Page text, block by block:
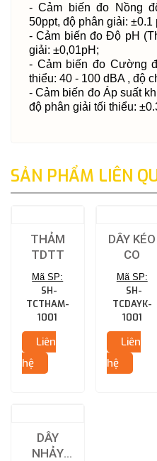
- Cảm biến đo Nồng
50ppt, độ phân giải: ±0.1
- Cảm biến đo Độ pH
giải: ±0,01pH;
- Cảm biến đo Cường
thiểu: 40 - 100 dBA , độ
- Cảm biến đo Áp suất
độ phân giải tối thiểu:
SẢN PHẨM LIÊN
THẢM
TDTT
Mã SP:
SH-
TCTHAM-
1001
Liên
hệ
DÂY KÉO
CO
Mã SP:
SH-
TCDAYK-
1001
Liên
hệ
DÂY
NHẢY